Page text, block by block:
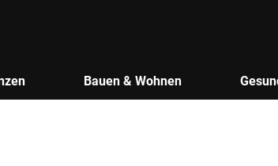
Bauen & Wohnen